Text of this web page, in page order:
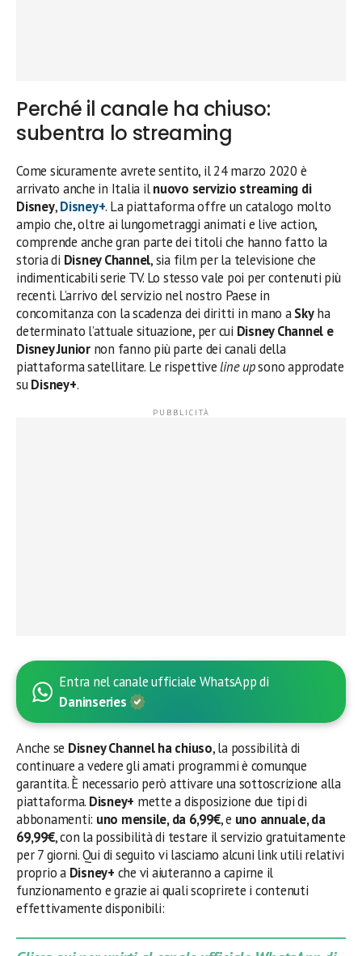
Perché il canale ha chiuso:
subentra lo streaming
Come sicuramente avrete sentito, il 24 marzo 2020 è
arrivato anche in Italia ilnuovo servizio streaming di
Disney,Disney+. La piattaforma offre un catalogo molto
ampio che, oltre ai lungometraggi animati e live action,
comprende anche gran parte dei titoli che hanno fatto la
storia di Disney Channel, sia film per la televisione che
indimenticabili serie TV. Lo stesso vale poi per contenuti più
recenti. L’arrivo del servizio nel nostro Paese in
concomitanza con la scadenza dei diritti in mano aSkyha
determinato l’attuale situazione, per cui Disney Channel e
Disney Juniornon fanno più parte dei canali della
piattaforma satellitare. Le rispettiveline upsono approdate
suDisney+.
Entra nel canale ufficiale WhatsApp di
Daninseries
Anche se Disney Channel ha chiuso, la possibilità di
continuare a vedere gli amati programmi è comunque
garantita. È necessario però attivare una sottoscrizione alla
piattaforma. Disney+ mette a disposizione due tipi di
abbonamenti: uno mensile, da 6,99€, e uno annuale, da
69,99€, con la possibilità di testare il servizio gratuitamente
per 7 giorni. Qui di seguito vi lasciamo alcuni link utili relativi
proprio a Disney+ che vi aiuteranno a capirne il
funzionamento e grazie ai quali scoprirete i contenuti
effettivamente disponibili: